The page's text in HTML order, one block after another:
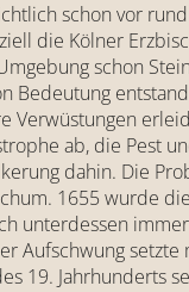
schon vor
die Kölner
schon
Bedeutung
Verwüstungen
ab, die Pest
dahin. Die
1655 wurde
unterdessen
Aufschwung
19. Jahrhunderts